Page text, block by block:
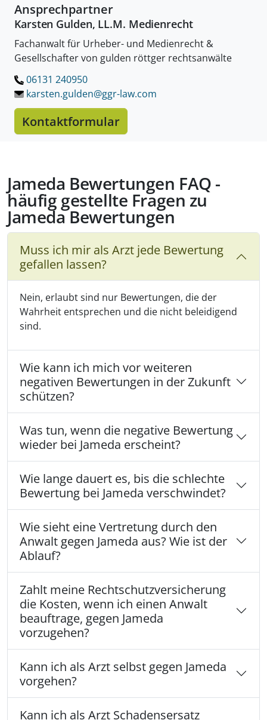
Ansprechpartner
Karsten Gulden, LL.M. Medienrecht
Fachanwalt für Urheber- und Medienrecht &
Gesellschafter von gulden röttger rechtsanwälte
06131 240950
karsten.gulden@ggr-law.LÖSCHEN.
com
Kontaktformular
Jameda Bewertungen FAQ -
häufig gestellte Fragen zu
Jameda Bewertungen
Muss ich mir als Arzt jede Bewertung
gefallen lassen?
Nein, erlaubt sind nur Bewertungen, die der
Wahrheit entsprechen und die nicht beleidigend
sind.
Wie kann ich mich vor weiteren
negativen Bewertungen in der Zukunft
schützen?
Was tun, wenn die negative Bewertung
wieder bei Jameda erscheint?
Wie lange dauert es, bis die schlechte
Bewertung bei Jameda verschwindet?
Wie sieht eine Vertretung durch den
Anwalt gegen Jameda aus? Wie ist der
Ablauf?
Zahlt meine Rechtschutzversicherung
die Kosten, wenn ich einen Anwalt
beauftrage, gegen Jameda
vorzugehen?
Kann ich als Arzt selbst gegen Jameda
vorgehen?
Kann ich als Arzt Schadensersatz